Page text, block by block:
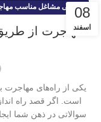
08
اسفند
معرفی مشاغل مناسب
مهاجرت از
یکی از راه‌های مهاجرت
است. اگر قصد راه
سوالاتی در ذهن شما